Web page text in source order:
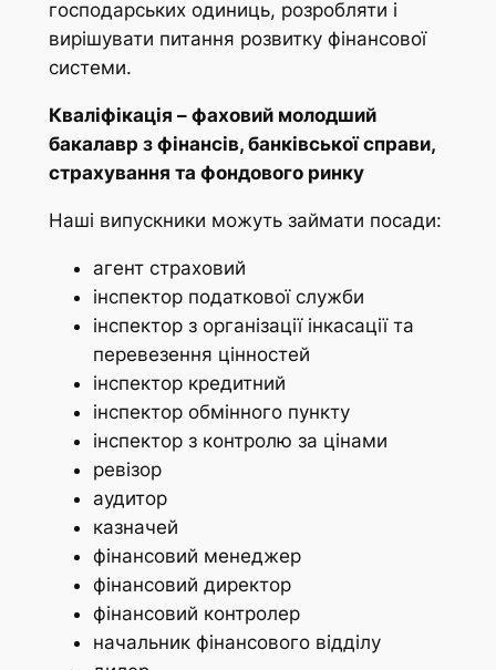
господарських одиниць, розробляти і
вирішувати питання розвитку фінансової
системи.
Кваліфікація – фаховий молодший
бакалавр з фінансів, банківської справи,
страхування та фондового ринку
Наші випускники можуть займати посади:
агент страховий
інспектор податкової служби
інспектор з організації інкасації та
перевезення цінностей
інспектор кредитний
інспектор обмінного пункту
інспектор з контролю за цінами
ревізор
аудитор
казначей
фінансовий менеджер
фінансовий директор
фінансовий контролер
начальник фінансового відділу